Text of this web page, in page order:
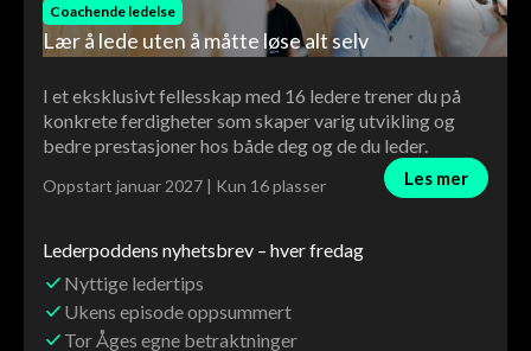
Lederpoddens nyhetsbrev – hver fredag
Nyttige ledertips
Ukens episode oppsummert
Tor Åges egne betraktninger
Coachende ledelse
Lær å lede uten å måtte løse alt selv
I et eksklusivt fellesskap med 16 ledere trener du på
konkrete ferdigheter som skaper varig utvikling og
bedre prestasjoner hos både deg og de du leder.
Oppstart januar 2027 | Kun 16 plasser Les mer